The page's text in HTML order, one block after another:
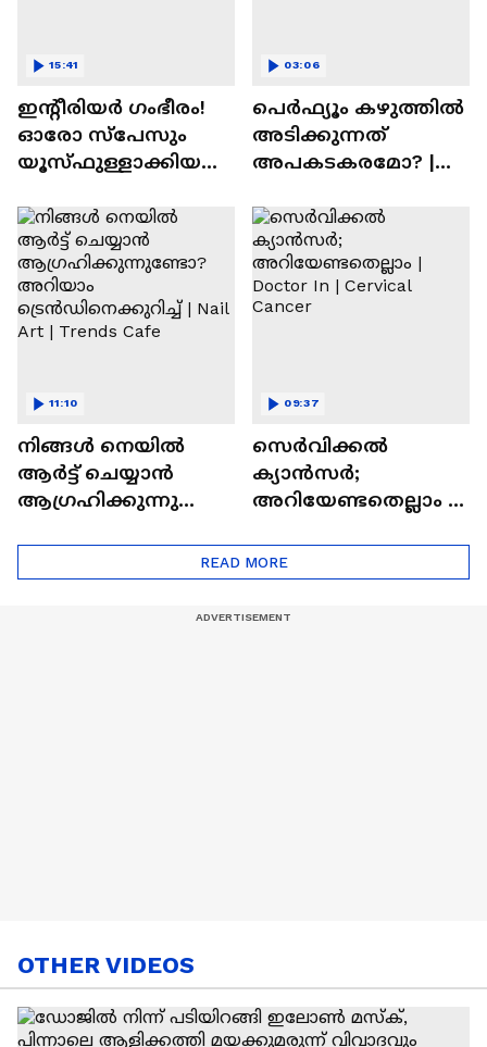
ഇന്റീരിയർ ഗംഭീരം!
ഓരോ സ്‌പേസും
യൂസ്ഫുള്ളാക്കിയ
15:41
പെർഫ്യൂം കഴുത്തിൽ
അടിക്കുന്നത്
അപകടകരമോ? |
03:06
നിങ്ങൾ നെയിൽ
ആർട്ട് ചെയ്യാൻ
ആഗ്രഹിക്കുന്നുണ്ടോ
ട്രെൻഡിനെക്കുറിച്ച് |
Nail Art | Trends Cafe
11:10
സെർവിക്കൽ
ക്യാൻസർ;
അറിയേണ്ടതെല്ലാം |
Cancer
09:37
READ MORE
OTHER VIDEOS